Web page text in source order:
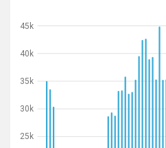
25k
30k
35k
40k
45k